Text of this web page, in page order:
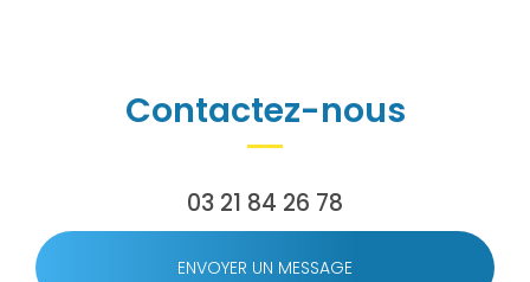
Contactez-nous
03 21 84 26 78
ENVOYER UN MESSAGE